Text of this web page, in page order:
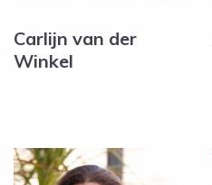
Carlijn van der
Winkel